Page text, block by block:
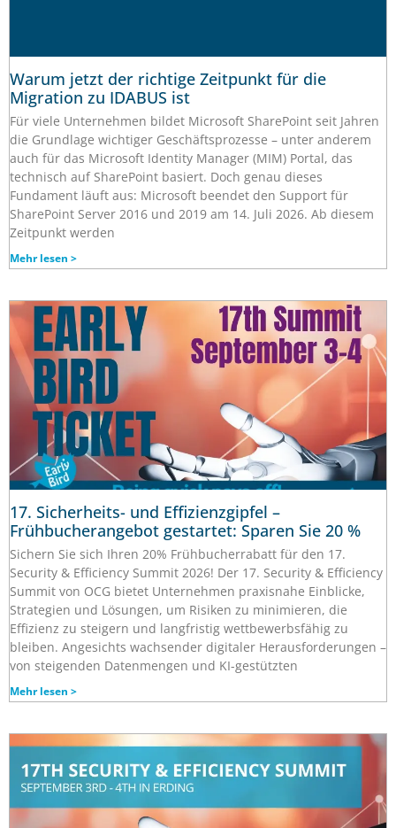
Warum jetzt der richtige Zeitpunkt für die
Migration zu IDABUS ist
Für viele Unternehmen bildet Microsoft SharePoint seit Jahren
die Grundlage wichtiger Geschäftsprozesse – unter anderem
auch für das Microsoft Identity Manager (MIM) Portal, das
technisch auf SharePoint basiert. Doch genau dieses
Fundament läuft aus: Microsoft beendet den Support für
SharePoint Server 2016 und 2019 am 14. Juli 2026. Ab diesem
Zeitpunkt werden
Mehr lesen >
17. Sicherheits- und Effizienzgipfel –
Frühbucherangebot gestartet: Sparen Sie 20 %
Sichern Sie sich Ihren 20% Frühbucherrabatt für den 17.
Security & Efficiency Summit 2026! Der 17. Security & Efficiency
Summit von OCG bietet Unternehmen praxisnahe Einblicke,
Strategien und Lösungen, um Risiken zu minimieren, die
Effizienz zu steigern und langfristig wettbewerbsfähig zu
bleiben. Angesichts wachsender digitaler Herausforderungen –
von steigenden Datenmengen und KI-gestützten
Mehr lesen >